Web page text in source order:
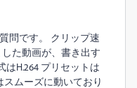
問です。 クリップ速
た動画が、書き出す
H.264 プリセットは
スムーズに動いており